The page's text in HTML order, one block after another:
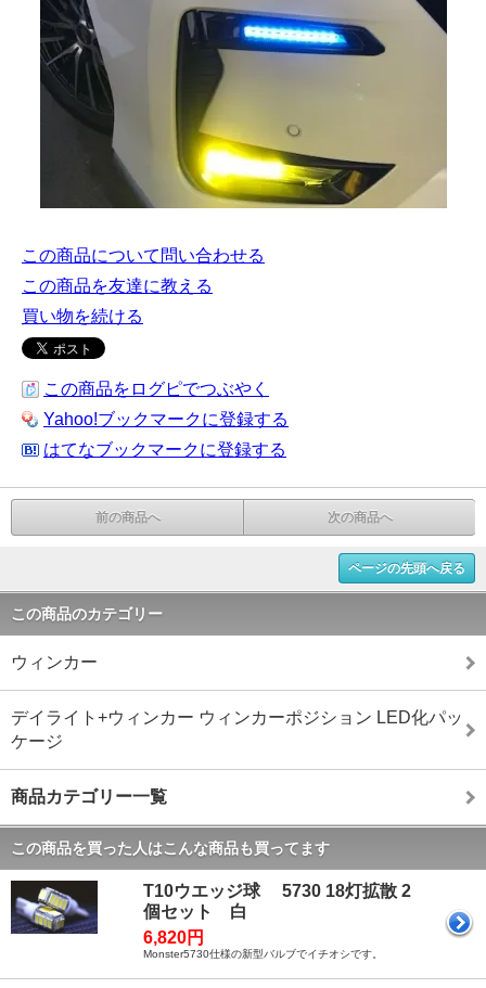
この商品について問い合わせる
この商品を友達に教える
買い物を続ける
この商品をログピでつぶやく
Yahoo!ブックマークに登録する
はてなブックマークに登録する
前の商品へ 次の商品へ
ページの先頭へ戻る
この商品のカテゴリー
ウィンカー
デイライト+ウィンカー ウィンカーポジション LED化パッ
ケージ
商品カテゴリー一覧
この商品を買った人はこんな商品も買ってます
T10ウエッジ球 5730 18灯拡散 2
個セット 白
6,820円
Monster5730仕様の新型バルブでイチオシです。